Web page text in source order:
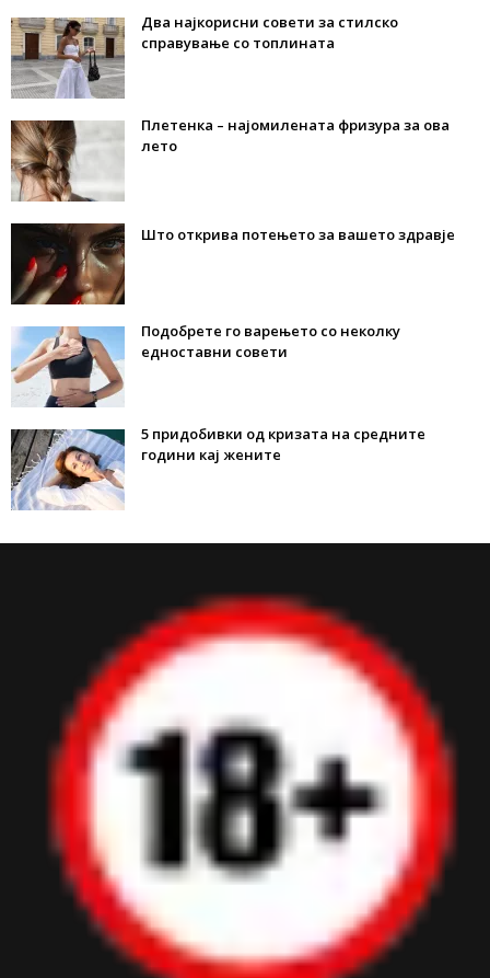
Два најкорисни совети за стилско
справување со топлината
Плетенка – најомилената фризура за ова
лето
Што открива потењето за вашето здравје
Подобрете го варењето со неколку
едноставни совети
5 придобивки од кризата на средните
години кај жените